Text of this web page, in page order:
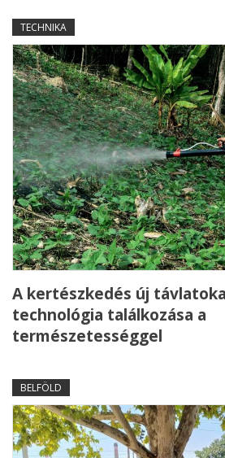
TECHNIKA
A kertészkedés új
technológia találkozása a
természetességgel
BELFÖLD